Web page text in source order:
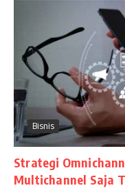
Bisnis
Strategi
Multichannel Saja